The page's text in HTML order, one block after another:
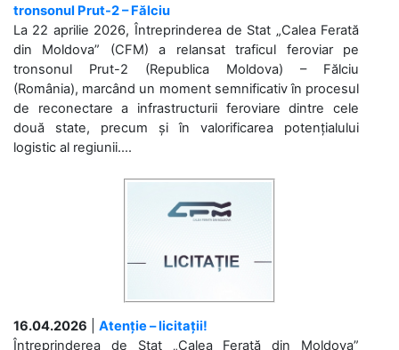
tronsonul Prut-2 – Fălciu
La 22 aprilie 2026, Întreprinderea de Stat „Calea Ferată
din Moldova” (CFM) a relansat traficul feroviar pe
tronsonul Prut-2 (Republica Moldova) – Fălciu
(România), marcând un moment semnificativ în procesul
de reconectare a infrastructurii feroviare dintre cele
două state, precum și în valorificarea potențialului
logistic al regiunii....
16.04.2026
Atenție – licitații!
Întreprinderea de Stat „Calea Ferată din Moldova”